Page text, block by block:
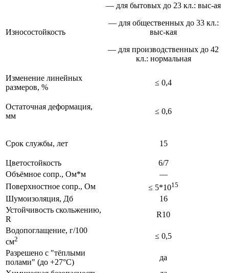
Износостойкость
— для бытовых до 23 кл.: выс-ая
— для общественных до 33 кл.:
выс-кая
— для производственных до 42
кл.: нормальная
Изменение линейных
размеров, %
≤ 0,4
Остаточная деформация,
мм
≤ 0,6
Срок службы, лет 15
Цветостойкость
6/7
Объёмное сопр., Ом*м
—
Поверхностное сопр., Ом
≤ 5*1015
Шумоизоляция, Дб
16
Устойчивость скольжению,
R
R10
Водопоглащение, г/100
см2
≤ 0,5
Разрешено с "тёплыми
полами" (до +27°C)
да